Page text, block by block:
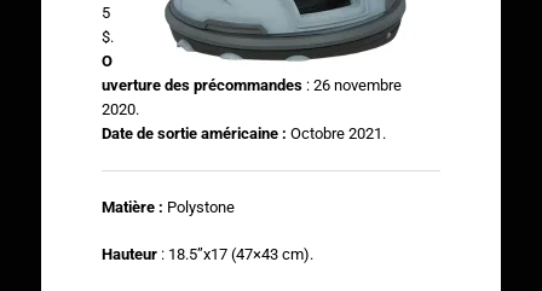
5
$.
O
uverture des précommandes: 26 novembre
2020.
Date de sortie américaine : Octobre 2021.
Matière : Polystone
Hauteur : 18.5”x17 (47×43 cm).